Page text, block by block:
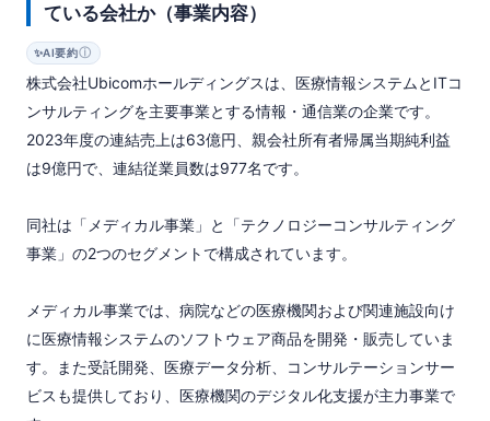
ている会社か（事業内容）
✨AI要約ⓘ
株式会社Ubicomホールディングスは、医療情報システムとITコ
ンサルティングを主要事業とする情報・通信業の企業です。
2023年度の連結売上は63億円、親会社所有者帰属当期純利益
は9億円で、連結従業員数は977名です。
同社は「メディカル事業」と「テクノロジーコンサルティング
事業」の2つのセグメントで構成されています。
メディカル事業では、病院などの医療機関および関連施設向け
に医療情報システムのソフトウェア商品を開発・販売していま
す。また受託開発、医療データ分析、コンサルテーションサー
ビスも提供しており、医療機関のデジタル化支援が主力事業で